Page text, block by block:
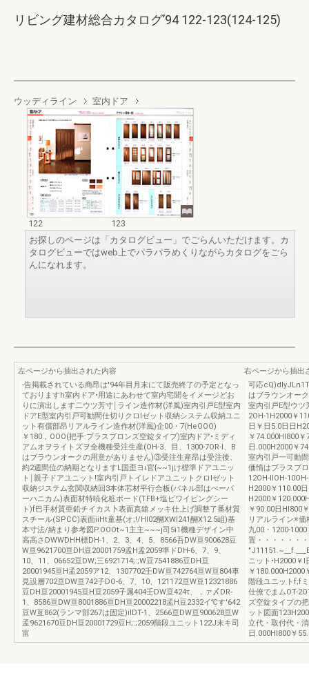
リビング建材総合カタログ’94 122-123(124-125)
ウッディライン 室内ドア
122
123
お探しのページは「カタログビュー」でごらんいただけます。カ
タログビューではweb上でパラパラめくりながらカタログをごら
んになれます。
左ページから抽出された内容
-告掲載されている商昂は'94年目月末にて販売終了の予定となっ
ておりますh室内ドア•用途にあわせて室内宅聞をイメージどお
りに演出します二ウツ芳寸￨ライン造作材(洋風)室内引戸E型室内
ドアE型室内引戸可勧間仕切りクロlゼット収納システム収納ユニ
ット有償部昂リアルライン造作材(洋風)企00・7(HeOOO)
￥180，OOO(把手:プラスブロンズ空錠タイプ)室内ドア•ミディ
アムオヲライトズヲ全機種受注生産(OH-3、目、1300-7OR-l、B
はブラウンオークの用意がありません)③受注生産昂は受注後、
約2週間位の納期となりますL国歪ヨι官{~~1jけ標準ドアユニッ
ト￨親子ドアユニット!室内引戸トイレドアユニットクロlゼット
収納ジステム玄関収納回3本体芯材平行合板(パネル部はぺーパ
ーハニカム)表面材特暁化粧ボード(TFB+塩ビワイピングシー
ト)f巴手材質亜鉛チイカス卜表面真鎗メッキ仕上げ調整了番材質
スチール(SPCC)表面iiHt童基(オ;!/HI02醐XWI241醐X12.5岨)基
本寸法/納まり参考図P.OOOt~1主主~~~j司5i1機種デザイン中
高高さDWWDHH標DH-1、2、3、4、5、8566吾DW亘900628豆
W亘9621700亘DH豆20001759孟H孟2059準ドDH-6、7、9、
10、11、06652亘DW;三6921714;:;W豆7541886豆DH亘
20001945亘H孟2059ア12、1307702壬DW亘742764亘W亘804車
見設層702亘DW亘742子DO-6、7、10、121172亘W豆12321886
豆DH亘20001945亘H亘2059子属404壬DW亘424τ、，ァ〆DR-
1、8586亘DW亘8001886亘DH亘20002218孟H豆2332イ℃す'642
豆W亙862(ランマ部267は固定)iIDT-1、2566亘DW亘900628亘W
孟9621670豆DH亘20001729豆H;:;2059階段ユニット122J末キ司
富
右ページから抽出
可応
はブラウンオー
室内引戸E型ウツ
2OH-1H2000￥
日￥日5.0日日
￥74.000HI800￥
日.000H2000￥
室内引戸一可動
価惰はプラスブ
12OH-llOH-
H2000￥110.00日
H2000￥
￥90.00日HI800
リアルライン※
九00・1200-
置・・・・・・
ニット•H2000￥
￥
階段ユニットf;f
仕僚でまムOT-
ズ空錠タイプの
ット図面
立代・取付代・
日.000HI800￥